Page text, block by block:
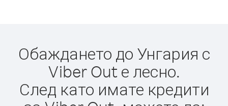
Обаждането до Унгария с
Viber Out е лесно.
След като имате кредити